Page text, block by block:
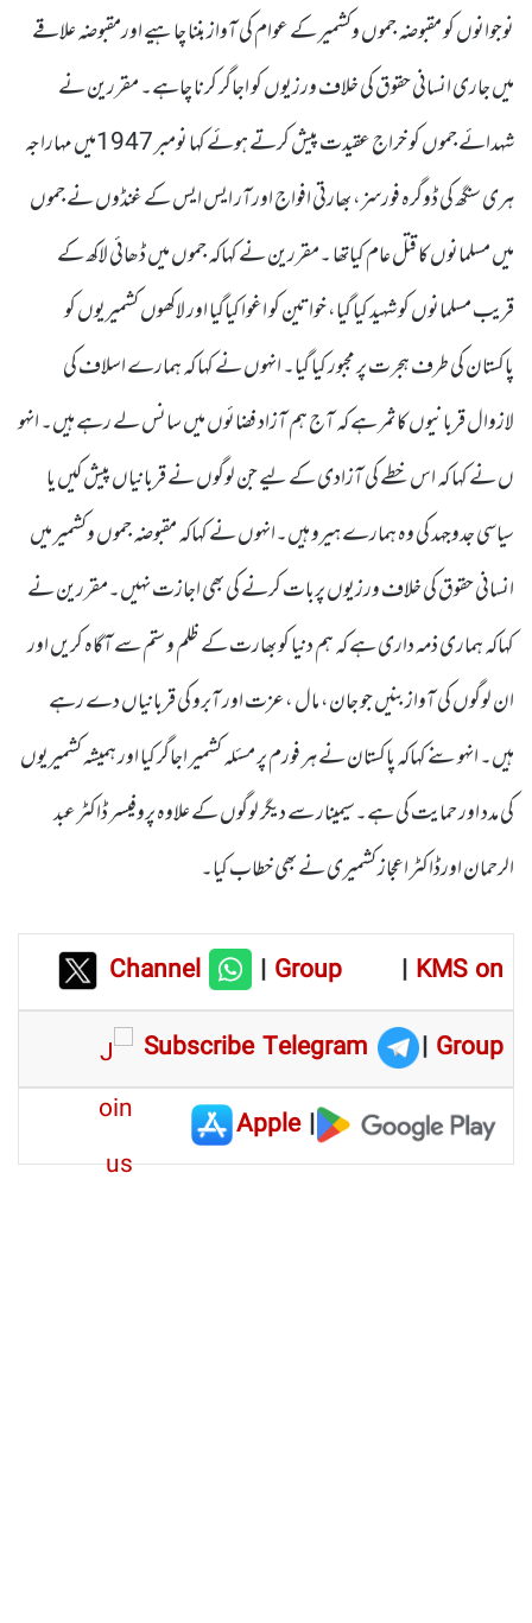
نوجوانوں کو مقبوضہ جموں وکشمیر کے عوام کی آواز بننا چا ہیے اورمقبوضہ علاقے
میں جاری انسانی حقوق کی خلاف ورزیوں کو اجاگر کرنا چاہے۔ مقررین نے
شہدائے جموں کو خراج عقیدت پیش کرتے ہوئے کہا نومبر 1947میں مہاراجہ
ہری سنگھ کی ڈوگرہ فورسز، بھارتی افواج اورآر ایس ایس کے غنڈوں نے جموں
میں مسلمانوں کا قتل عام کیاتھا ۔مقررین نے کہاکہ جموں میں ڈھائی لاکھ کے
قریب مسلمانوں کو شہید کیا گیا، خواتین کو اغوا کیاگیا اور لاکھوں کشمیریوں کو
پاکستان کی طرف ہجرت پر مجبور کیا گیا۔ انہوں نے کہا کہ ہمارے اسلاف کی
لازوال قربانیوں کا ثمر ہے کہ آج ہم آزاد فضائوں میں سانس لے رہے ہیں۔ انہو
ں نے کہا کہ اس خطے کی آزادی کے لیے جن لوگوں نے قربانیاں پیش کیں یا
سیاسی جدوجہد کی وہ ہمارے ہیرو ہیں۔انہوں نے کہاکہ مقبوضہ جموں وکشمیر میں
انسانی حقوق کی خلاف ورزیوں پربات کرنے کی بھی اجازت نہیں۔مقررین نے
کہاکہ ہماری ذمہ داری ہے کہ ہم دنیا کو بھارت کے ظلم و ستم سے آگاہ کریں اور
ان لوگوں کی آواز بنیں جو جان، مال ،عزت اور آبرو کی قربانیاں دے رہے
ہیں۔ انہوںنے کہاکہ پاکستان نے ہر فورم پر مسئلہ کشمیر اجاگر کیا اور ہمیشہ کشمیریوں
کی مدد اور حمایت کی ہے۔سیمینار سے دیگر لوگوں کے علاوہ پروفیسر ڈاکٹر عبد
الرحمان اورڈاکٹر اعجاز کشمیری نے بھی خطاب کیا۔
Channel |Group | KMS on
Subscribe Telegram
| Group
|
Apple